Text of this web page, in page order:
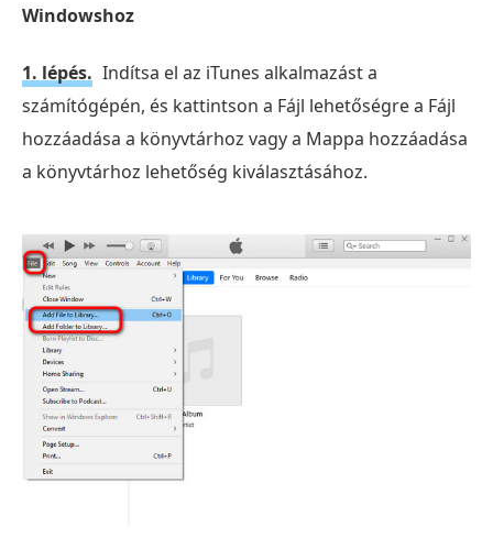
Windowshoz
1. lépés. Indítsa el az iTunes alkalmazást a
számítógépén, és kattintson a Fájl lehetőségre a Fájl
hozzáadása a könyvtárhoz vagy a Mappa hozzáadása
a könyvtárhoz lehetőség kiválasztásához.